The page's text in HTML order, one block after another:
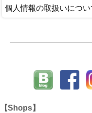
個人情報の取扱いについ
【Shops】